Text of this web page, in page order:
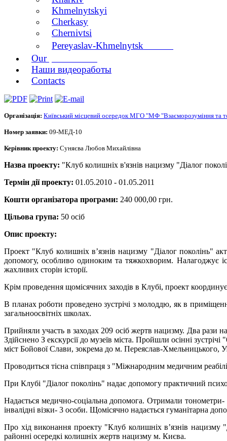
Khmelnytskyi
Cherkasy
Chernivtsi
Pereyaslav-Khmelnytsk
Ourpublications
Наши видеоработы
Contacts
Організація: Київський місцевий осередок МГО "МФ "Взаєморозуміння та
Номер заявки: 09-МЕД-10
Керівник проекту: Суняєва Любов Михайлівна
Назва проекту: "Клуб колишніх в'язнів нацизму "Діалог
Термін дії проекту: 01.05.2010 - 01.05.2011
Кошти організатора програми: 240 000,00 грн.
Цільова група: 50 осіб
Опис проекту:
Проект "Клуб колишніх в’язнів нацизму "Діалог поколінь"
допомогу, особливо одиноким та тяжкохворим. Налагоджує
жахливих сторін історії.
Крім проведення щомісячних заходів в Клубі, проект
В планах роботи проведено зустрічі з молоддю, як в
загальноосвітніх школах.
Прийняли участь в заходах 209 осіб жертв нацизму. Два рази
Здійснено З екскурсії до музеїв міста. Пройшли осінні
міст Бойової Слави, зокрема до м. Переяслав-Хмельницького,
Проводиться тісна співпраця з "Міжнародним медичним
При Клубі "Діалог поколінь" надає допомогу практичний
Надається медично-соціальна допомога. Отримали тонометри-
інвалідні візки- 3 особи. Щомісячно надається гуманітарна
Про хід виконання проекту "Клуб колишніх в’язнів нацизму
районні осередкі колишніх жертв нацизму м. Києва.